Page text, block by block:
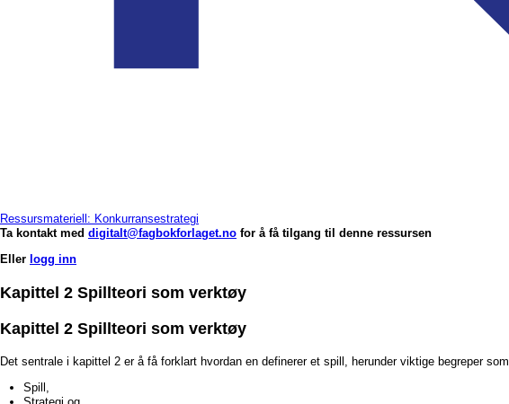
Ressursmateriell: Konkurransestrategi
Ta kontakt med digitalt@fagbokforlaget.no for å få tilgang til denne ressursen
Eller logg inn
Kapittel 2 Spillteori som verktøy
Kapittel 2 Spillteori som verktøy
Det sentrale i kapittel 2 er å få forklart hvordan en definerer et spill, herunder viktige begreper som
Spill,